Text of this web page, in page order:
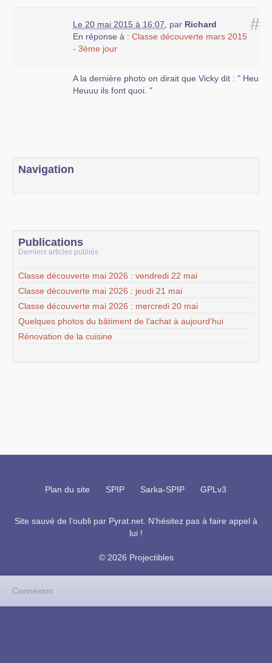
#
Le 20 mai 2015 à 16:07 par Richard
En réponse à : Classe découverte mars 2015
- 3ème jour
A la dernière photo on dirait que Vicky dit : " Heu
Heuuu ils font quoi. "
Navigation
Publications
Derniers articles publiés
Classe découverte mai 2026 : vendredi 22 mai
Classe découverte mai 2026 : jeudi 21 mai
Classe découverte mai 2026 : mercredi 20 mai
Quelques photos du bâtiment de l’achat à aujourd’hui
Rénovation de la cuisine
Plan du site SPIP Sarka-SPIP GPLv3
Site sauvé de l’oubli par Pyrat.net . N’hésitez pas à faire appel à
lui !
© 2026 Projectibles
Connexion